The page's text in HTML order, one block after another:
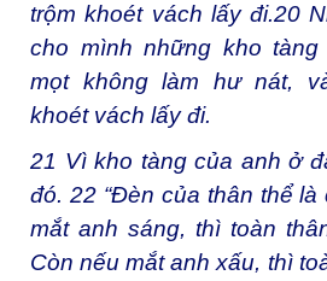
trộm khoét vách lấy đi.20
cho mình những kho
mọt không làm hư nát,
khoét vách lấy đi.
21 Vì kho tàng của anh ở
đó. 22“Đèn của thân thể là
mắt anh sáng, thì toàn
Còn nếu mắt anh xấu, thì